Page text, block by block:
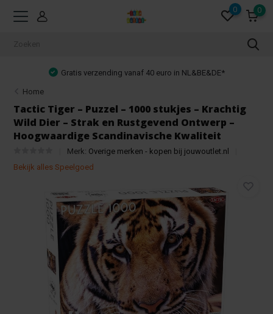
0 0
Gratis verzending vanaf 40 euro in NL&BE&DE*
Home
Tactic Tiger – Puzzel – 1000 stukjes – Krachtig
Wild Dier – Strak en Rustgevend Ontwerp –
Hoogwaardige Scandinavische Kwaliteit
Merk: Overige merken - kopen bij jouwoutlet.nl
Bekijk alles Speelgoed